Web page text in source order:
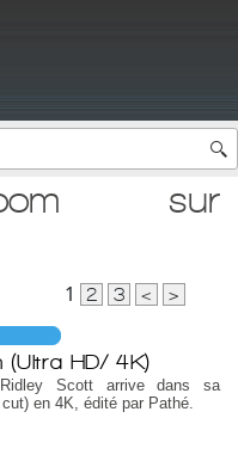
sur
1 2 3 < >
(Ultra HD/ 4K)
Scott arrive dans sa
en 4K, édité par Pathé.